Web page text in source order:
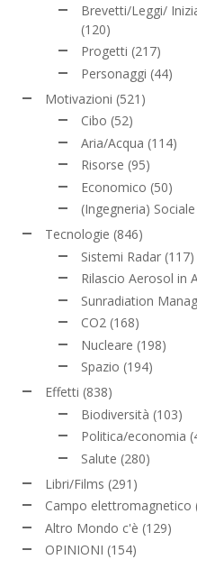
Brevetti/Leggi/
(120)
Progetti (217)
Personaggi (44)
Motivazioni (521)
Cibo (52)
Aria/Acqua (114)
Risorse (95)
Economico (50)
(Ingegneria) Sociale
Tecnologie (846)
Sistemi Radar (117)
Rilascio Aerosol in
Sunradiation
CO2 (168)
Nucleare (198)
Spazio (194)
Effetti (838)
Biodiversità (103)
Politica/economia
Salute (280)
Libri/Films (291)
Campo elettromagnetico
Altro Mondo c'è (129)
OPINIONI (154)